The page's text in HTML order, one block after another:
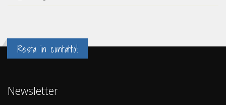
Resta in contatto!
Newsletter